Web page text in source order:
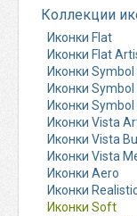
Коллекции
Иконки Flat
Иконки Flat
Иконки Symbol
Иконки Symbol
Иконки Symbol
Иконки Vista
Иконки Vista
Иконки Vista
Иконки Aero
Иконки
Иконки Soft